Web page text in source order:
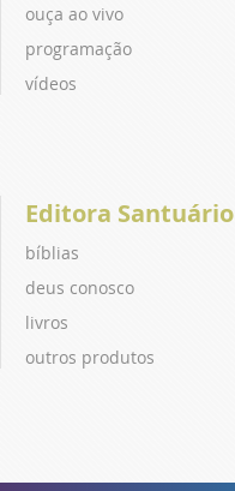
ouça ao vivo
programação
vídeos
Editora Santuário
bíblias
deus conosco
livros
outros produtos